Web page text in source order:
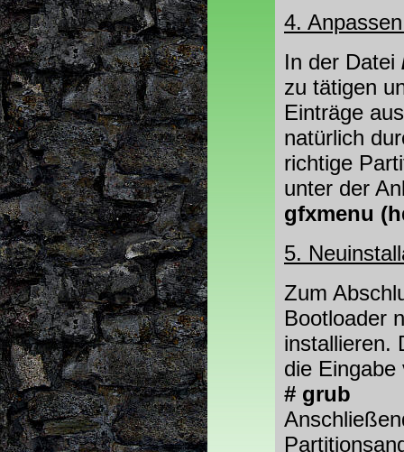
4.
In der Datei
zu tätigen
Einträge
natürlich
richtige
unter der
gfxmenu
5.
Zum
Bootloader
installieren.
die Eingabe
# grub